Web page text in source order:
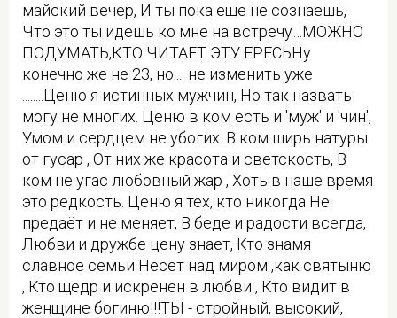
майский вечер, И ты пока еще не сознаешь,
Что это ты идешь ко мне на встречу…МОЖНО
ПОДУМАТЬ,КТО ЧИТАЕТ ЭТУ ЕРЕСЬНу
конечно же не 23, но.... не изменить уже
........Ценю я истинных мужчин, Но так назвать
могу не многих. Ценю в ком есть и 'муж' и 'чин',
Умом и сердцем не убогих. В ком ширь натуры
от гусар , От них же красота и светскость, В
ком не угас любовный жар , Хоть в наше время
это редкость. Ценю я тех, кто никогда Не
предаёт и не меняет, В беде и радости всегда,
Любви и дружбе цену знает, Кто знамя
славное семьи Несет над миром ,как святыню
, Кто щедр и искренен в любви , Кто видит в
женщине богиню!!!ТЫ - стройный, высокий,